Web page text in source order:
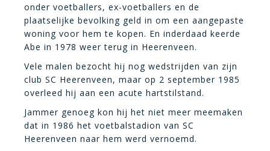
onder voetballers, ex-voetballers en de
plaatselijke bevolking geld in om een aangepaste
woning voor hem te kopen. En inderdaad keerde
Abe in 1978 weer terug in Heerenveen.
Vele malen bezocht hij nog wedstrijden van zijn
club SC Heerenveen, maar op 2 september 1985
overleed hij aan een acute hartstilstand.
Jammer genoeg kon hij het niet meer meemaken
dat in 1986 het voetbalstadion van SC
Heerenveen naar hem werd vernoemd.